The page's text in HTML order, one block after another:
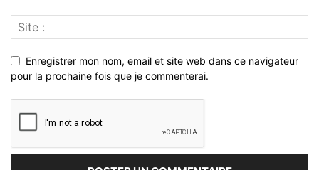
Enregistrer mon nom, email et site web dans ce navigateur
pour la prochaine fois que je commenterai.